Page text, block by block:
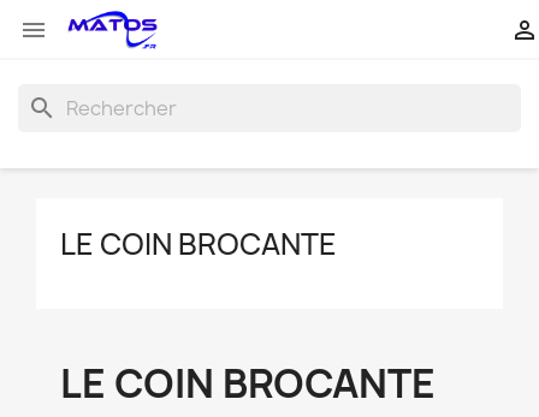
 
search
LE COIN BROCANTE
LE COIN BROCANTE